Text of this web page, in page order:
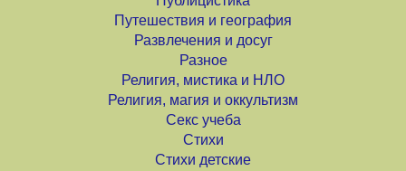
Путешествия и география
Развлечения и досуг
Разное
Религия, мистика и НЛО
Религия, магия и оккультизм
Секс учеба
Стихи
Стихи детские